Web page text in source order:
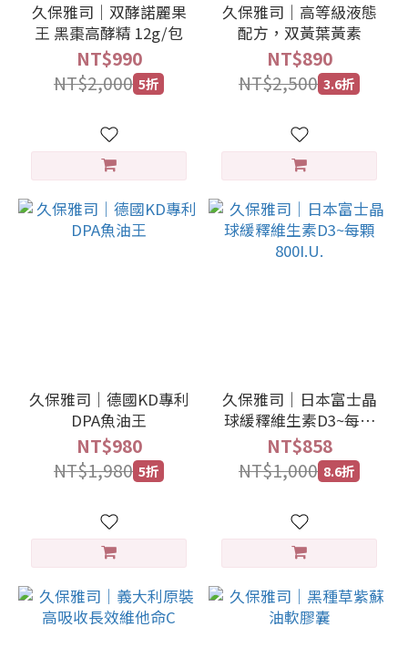
久保雅司｜双酵諾麗果
王 黑棗高酵精 12g/包
NT$990
NT$2,000 5折
久保雅司｜高等級液態
配方，双黃葉黃素
NT$890
NT$2,500 3.6折
久保雅司｜德國KD專利
DPA魚油王
NT$980
NT$1,980 5折
久保雅司｜日本富士晶
球緩釋維生素D3~每顆
800I.U.
NT$858
NT$1,000 8.6折